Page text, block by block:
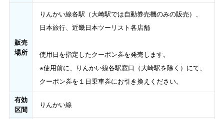
販売
場所
りんかい線各駅（大崎駅では自動券売機のみの販売）、
日本旅行、近畿日本ツーリスト各店舗
使用日を指定したクーポン券を発売します。
※使用前に、りんかい線各駅窓口（大崎駅を除く）にて、
クーポン券を１日乗車券にお引き換えください。
有効
区間
りんかい線